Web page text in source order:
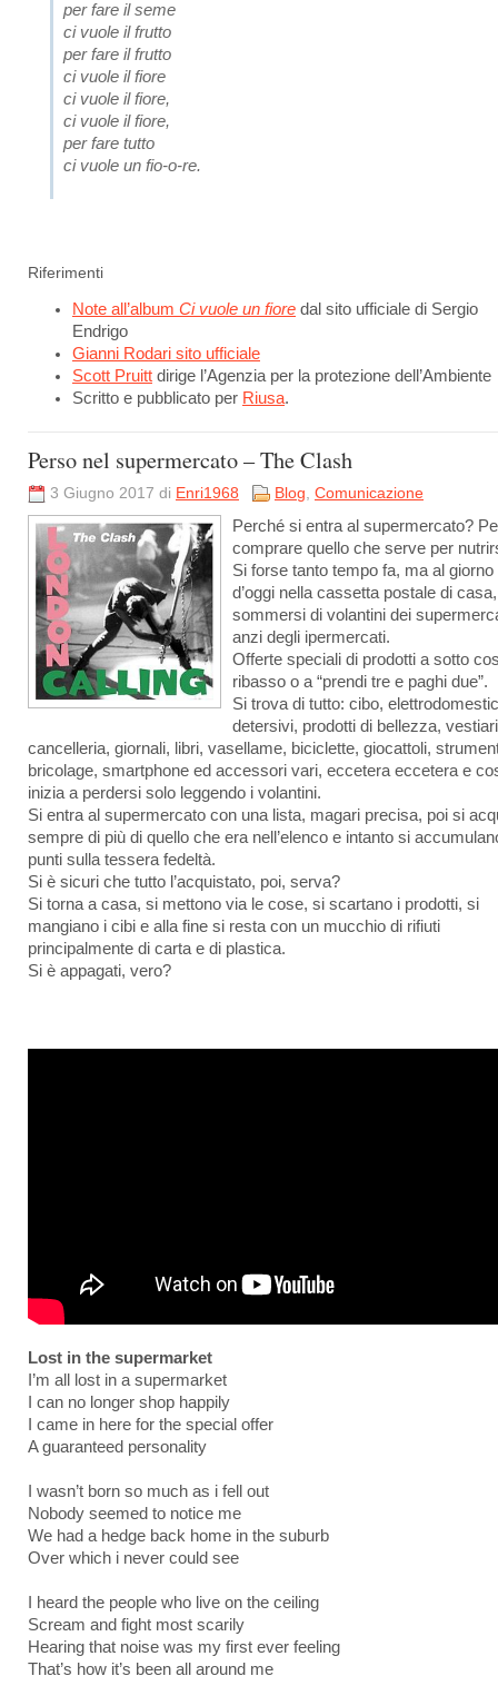
per fare il seme
ci vuole il frutto
per fare il frutto
ci vuole il fiore
ci vuole il fiore,
ci vuole il fiore,
per fare tutto
ci vuole un fio-o-re.
Riferimenti
Note all’album Ci vuole un fiore dal sito ufficiale di Sergio
Endrigo
Gianni Rodari sito ufficiale
Scott Pruitt dirige l’Agenzia per la protezione dell’Ambiente
Scritto e pubblicato per Riusa.
Perso nel supermercato – The Clash
3 Giugno 2017 di Enri1968 Blog, Comunicazione
Perché si entra al supermercato?
comprare quello che serve per
Si forse tanto tempo fa, ma al giorno
d’oggi nella cassetta postale di
sommersi di volantini dei
anzi degli ipermercati.
Offerte speciali di prodotti a sotto
ribasso o a “prendi tre e paghi due”.
Si trova di tutto: cibo,
detersivi, prodotti di bellezza,
cancelleria, giornali, libri, vasellame, biciclette, giocattoli,
bricolage, smartphone ed accessori vari, eccetera eccetera e
inizia a perdersi solo leggendo i volantini.
Si entra al supermercato con una lista, magari precisa, poi si
sempre di più di quello che era nell’elenco e intanto si
punti sulla tessera fedeltà.
Si è sicuri che tutto l’acquistato, poi, serva?
Si torna a casa, si mettono via le cose, si scartano i prodotti, si
mangiano i cibi e alla fine si resta con un mucchio di rifiuti
principalmente di carta e di plastica.
Si è appagati, vero?
Lost in the supermarket
I’m all lost in a supermarket
I can no longer shop happily
I came in here for the special offer
A guaranteed personality
I wasn’t born so much as i fell out
Nobody seemed to notice me
We had a hedge back home in the suburb
Over which i never could see
I heard the people who live on the ceiling
Scream and fight most scarily
Hearing that noise was my first ever feeling
That’s how it’s been all around me